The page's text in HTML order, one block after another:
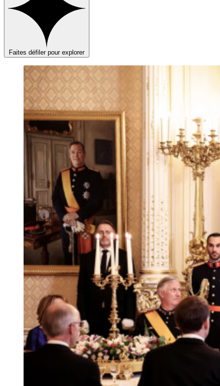
Faites défiler pour explorer